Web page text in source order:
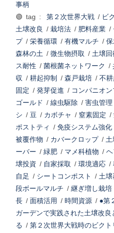
事柄
🟢 tag :
第２次世界大戦 / ビ
土壌改良 / 栽培法 / 肥料産業 /
プ/ 栄養循環 / 有機マルチ /
森林の土 / 微生物摂取 / 土壌回
ス耐性 / 菌根菌ネットワーク /
収 / 耕起抑制 / 森戸栽培 / 不
固定 / 発芽促進 / コンパニオ
ゴールド / 線虫駆除 / 害虫管理
シ / 豆 / カボチャ / 窒素固定 /
ポストティ
/ 免疫システム強化
被覆作物 / カバークロップ/ 土
ーバー / 緑肥 / マメ科植物 /
壌投資 / 自家採取 / 環境適応 /
自足 / シートコンポスト / 土壌
段ボールマルチ / 継ぎ増し栽培
長 / 面積活用 / 時間資源 / ●第
ガーデンで実践された土壌改
る / 第２次世界大戦時のビク